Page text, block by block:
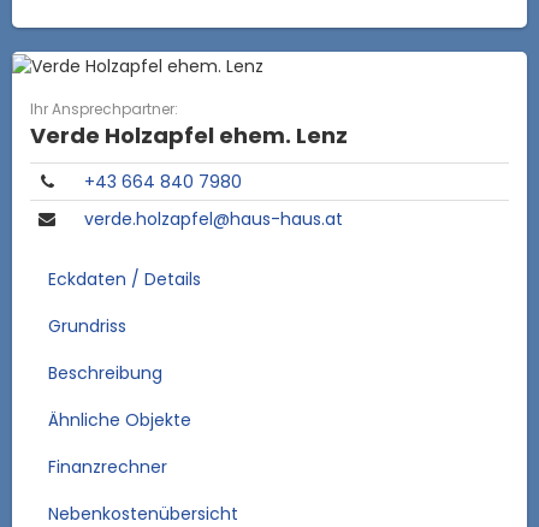
Ihr Ansprechpartner:
Verde Holzapfel ehem. Lenz
+43 664 840 7980
verde.holzapfel@haus-haus.at
Eckdaten / Details
Grundriss
Beschreibung
Ähnliche Objekte
Finanzrechner
Nebenkostenübersicht